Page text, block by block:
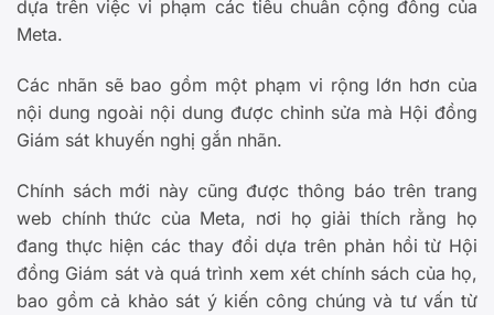
dựa trên việc vi phạm các tiêu chuẩn cộng đồng của
Meta.
Các nhãn sẽ bao gồm một phạm vi rộng lớn hơn của
nội dung ngoài nội dung được chỉnh sửa mà Hội đồng
Giám sát khuyến nghị gắn nhãn.
Chính sách mới này cũng được thông báo trên trang
web chính thức của Meta, nơi họ giải thích rằng họ
đang thực hiện các thay đổi dựa trên phản hồi từ Hội
đồng Giám sát và quá trình xem xét chính sách của họ,
bao gồm cả khảo sát ý kiến công chúng và tư vấn từ